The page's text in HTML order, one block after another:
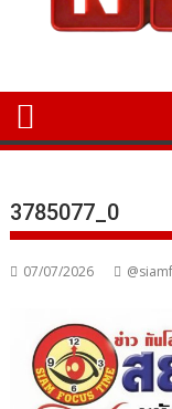
3785077_0
07/07/2026